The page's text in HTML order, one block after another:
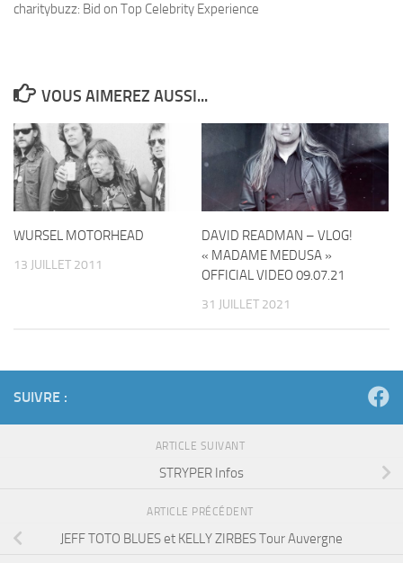
charitybuzz: Bid on Top Celebrity Experience
VOUS AIMEREZ AUSSI...
WURSEL MOTORHEAD
13 JUILLET 2011
DAVID READMAN – VLOG!
« MADAME MEDUSA »
OFFICIAL VIDEO 09.07.21
31 JUILLET 2021
SUIVRE :
ARTICLE SUIVANT
STRYPER Infos
ARTICLE PRÉCÉDENT
JEFF TOTO BLUES et KELLY ZIRBES Tour Auvergne